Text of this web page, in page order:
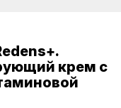
крем с